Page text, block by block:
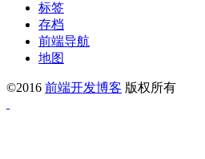
标签
存档
前端导航
地图
©2016 前端开发博客 版权所有